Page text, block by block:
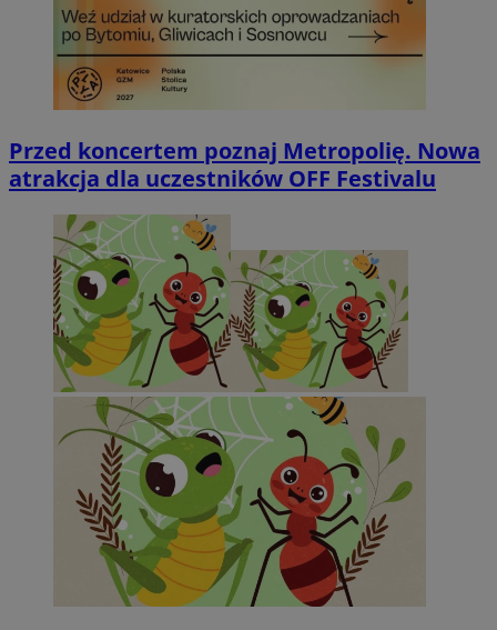
Przed koncertem poznaj Metropolię. Nowa
atrakcja dla uczestników OFF Festivalu